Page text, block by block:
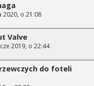
2020, o 21:08
Valve
2019, o 22:44
do foteli